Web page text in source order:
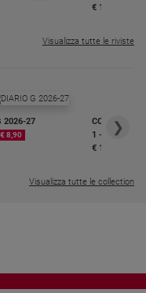
€ 16,99
Visualizza tutte le riviste
2026-27
8,90
COLLANA
1 - 2
€ 18,50
❯
Visualizza tutte le collection